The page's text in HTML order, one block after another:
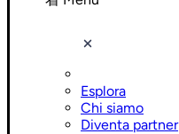
Esplora
Chi siamo
Diventa partner